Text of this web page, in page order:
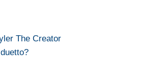
The Creator